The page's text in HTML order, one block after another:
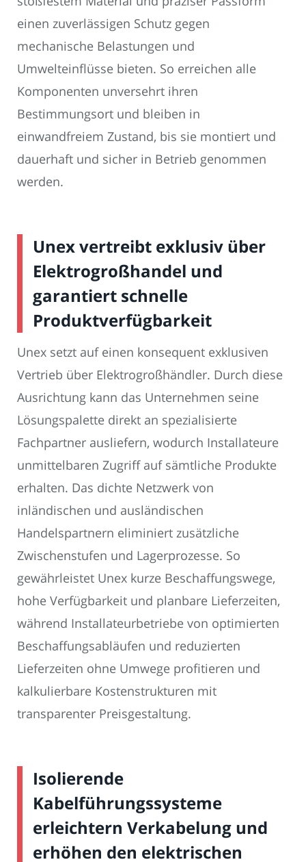
einen zuverlässigen Schutz gegen
mechanische Belastungen und
Umwelteinflüsse bieten. So erreichen alle
Komponenten unversehrt ihren
Bestimmungsort und bleiben in
einwandfreiem Zustand, bis sie montiert und
dauerhaft und sicher in Betrieb genommen
werden.
Unex vertreibt exklusiv über
Elektrogroßhandel und
garantiert schnelle
Produktverfügbarkeit
Unex setzt auf einen konsequent exklusiven
Vertrieb über Elektrogroßhändler. Durch diese
Ausrichtung kann das Unternehmen seine
Lösungspalette direkt an spezialisierte
Fachpartner ausliefern, wodurch Installateure
unmittelbaren Zugriff auf sämtliche Produkte
erhalten. Das dichte Netzwerk von
inländischen und ausländischen
Handelspartnern eliminiert zusätzliche
Zwischenstufen und Lagerprozesse. So
gewährleistet Unex kurze Beschaffungswege,
hohe Verfügbarkeit und planbare Lieferzeiten,
während Installateurbetriebe von optimierten
Beschaffungsabläufen und reduzierten
Lieferzeiten ohne Umwege profitieren und
kalkulierbare Kostenstrukturen mit
transparenter Preisgestaltung.
Isolierende
Kabelführungssysteme
erleichtern Verkabelung und
erhöhen den elektrischen